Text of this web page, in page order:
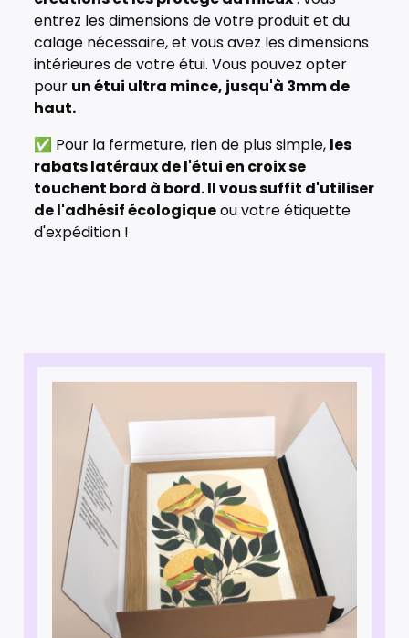
entrez les dimensions de votre produit et du
calage nécessaire, et vous avez les dimensions
intérieures de votre étui. Vous pouvez opter
pour un étui ultra mince, jusqu'à 3mm de
haut.
✅ Pour la fermeture, rien de plus simple, les
rabats latéraux de l'étui en croix se
touchent bord à bord. Il vous suffit d'utiliser
de l'adhésif écologiqueou votre étiquette
d'expédition !